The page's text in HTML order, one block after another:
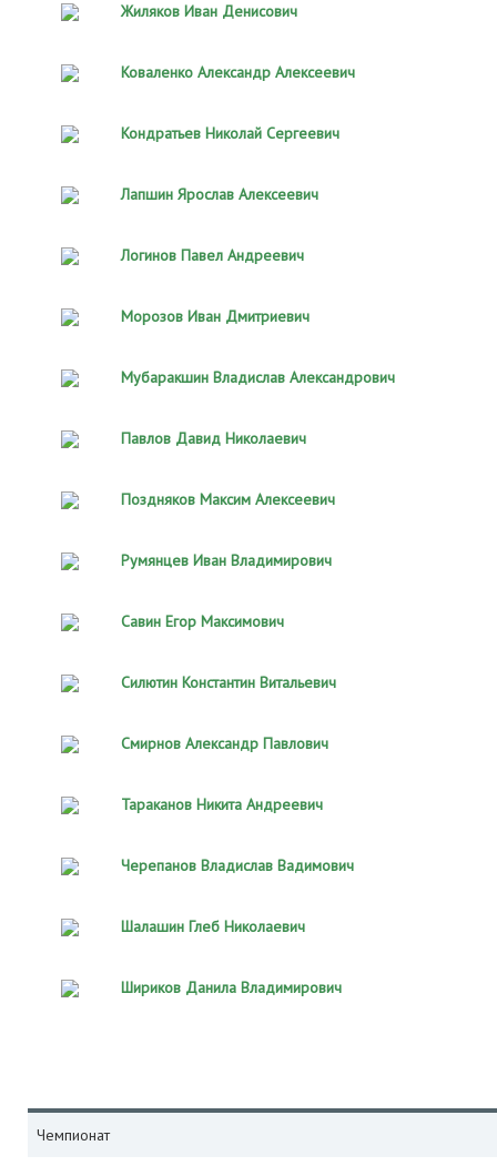
Жиляков Иван Денисович
Коваленко Александр Алексеевич
Кондратьев Николай Сергеевич
Лапшин Ярослав Алексеевич
Логинов Павел Андреевич
Морозов Иван Дмитриевич
Мубаракшин Владислав Александрович
Павлов Давид Николаевич
Поздняков Максим Алексеевич
Румянцев Иван Владимирович
Савин Егор Максимович
Силютин Константин Витальевич
Смирнов Александр Павлович
Тараканов Никита Андреевич
Черепанов Владислав Вадимович
Шалашин Глеб Николаевич
Шириков Данила Владимирович
Чемпионат